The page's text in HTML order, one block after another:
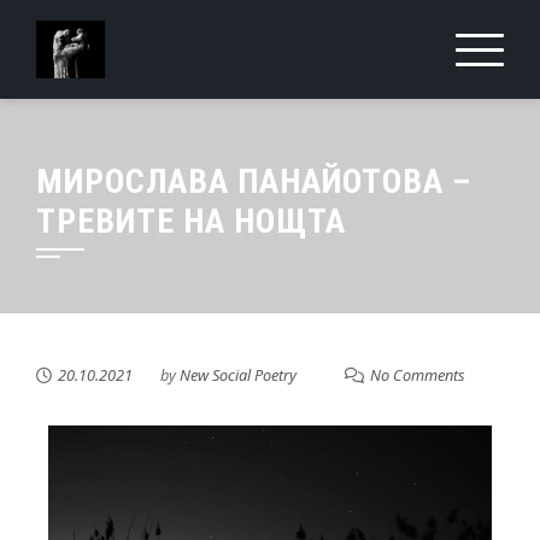
МИРОСЛАВА ПАНАЙОТОВА –
ТРЕВИТЕ НА НОЩТА
20.10.2021 byNew Social Poetry No Comments